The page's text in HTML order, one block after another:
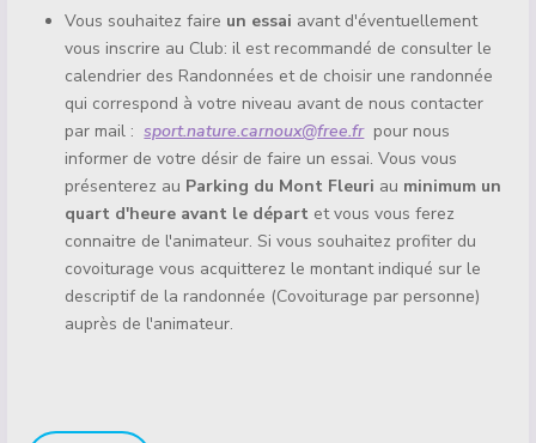
Vous souhaitez faire un essai avant d'éventuellement
vous inscrire au Club: il est recommandé de consulter le
calendrier des Randonnées et de choisir une randonnée
qui correspond à votre niveau avant de nous contacter
par mail :sport.nature.carnoux@free.fr pour nous
informer de votre désir de faire un essai. Vous vous
présenterez au Parking du Mont Fleuri au minimum un
quart d'heure avant le départ et vous vous ferez
connaitre de l'animateur. Si vous souhaitez profiter du
covoiturage vous acquitterez le montant indiqué sur le
descriptif de la randonnée (Covoiturage par personne)
auprès de l'animateur.